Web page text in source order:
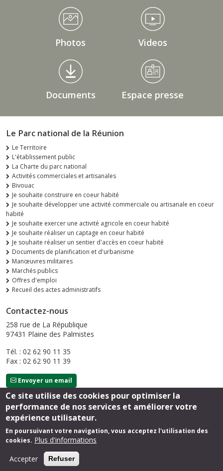
Médiathèque Footer
Photos Videos
Documents Espace presse
Le Parc national de la Réunion
Le Territoire
L'établissement public
La Charte du parc national
Activités commerciales et artisanales
Bivouac
Je souhaite construire en coeur habité
Je souhaite développer une activité commerciale ou artisanale en coeur
habité
Je souhaite exercer une activité agricole en coeur habité
Je souhaite réaliser un captage en coeur habité
Je souhaite réaliser un sentier d'accès en coeur habité
Documents de planification et d'urbanisme
Manœuvres militaires
Marchés publics
Offres d'emploi
Recueil des actes administratifs
Contactez-nous
258 rue de La République
97431 Plaine des Palmistes
Tél. : 02 62 90 11 35
Fax : 02 62 90 11 39
Envoyer un email
Suivez-nous
Ce site utilise des cookies pour optimiser la
performance de nos services et améliorer votre
expérience utilisateur.
En poursuivant votre navigation, vous acceptez l'utilisation des
cookies. Plus d'informations
Accepter
Refuser